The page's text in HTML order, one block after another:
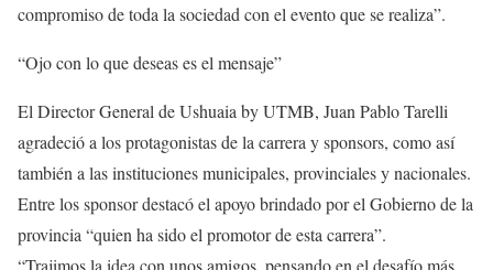
compromiso de toda la sociedad con el evento que se realiza”.
“Ojo con lo que deseas es el mensaje”
El Director General de Ushuaia by UTMB, Juan Pablo Tarelli
agradeció a los protagonistas de la carrera y sponsors, como así
también a las instituciones municipales, provinciales y nacionales.
Entre los sponsor destacó el apoyo brindado por el Gobierno de la
provincia “quien ha sido el promotor de esta carrera”.
“Trajimos la idea con unos amigos, pensando en el desafío más